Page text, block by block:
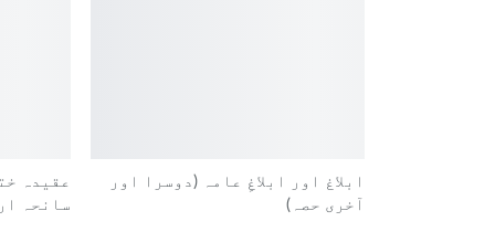
ابلاغ اور ابلاغِ عامہ (دوسرا اور
آخری حصہ)
عقیدہ
سانحہ